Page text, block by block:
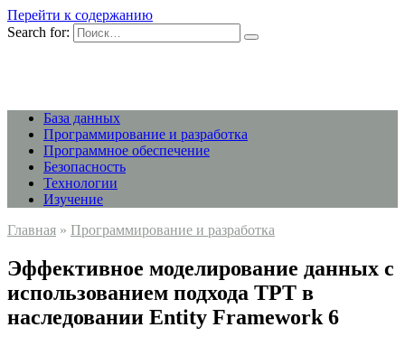
Перейти к содержанию
Search for:
База данных
Программирование и разработка
Программное обеспечение
Безопасность
Технологии
Изучение
Главная » Программирование и разработка
Эффективное моделирование данных с
использованием подхода TPT в
наследовании Entity Framework 6